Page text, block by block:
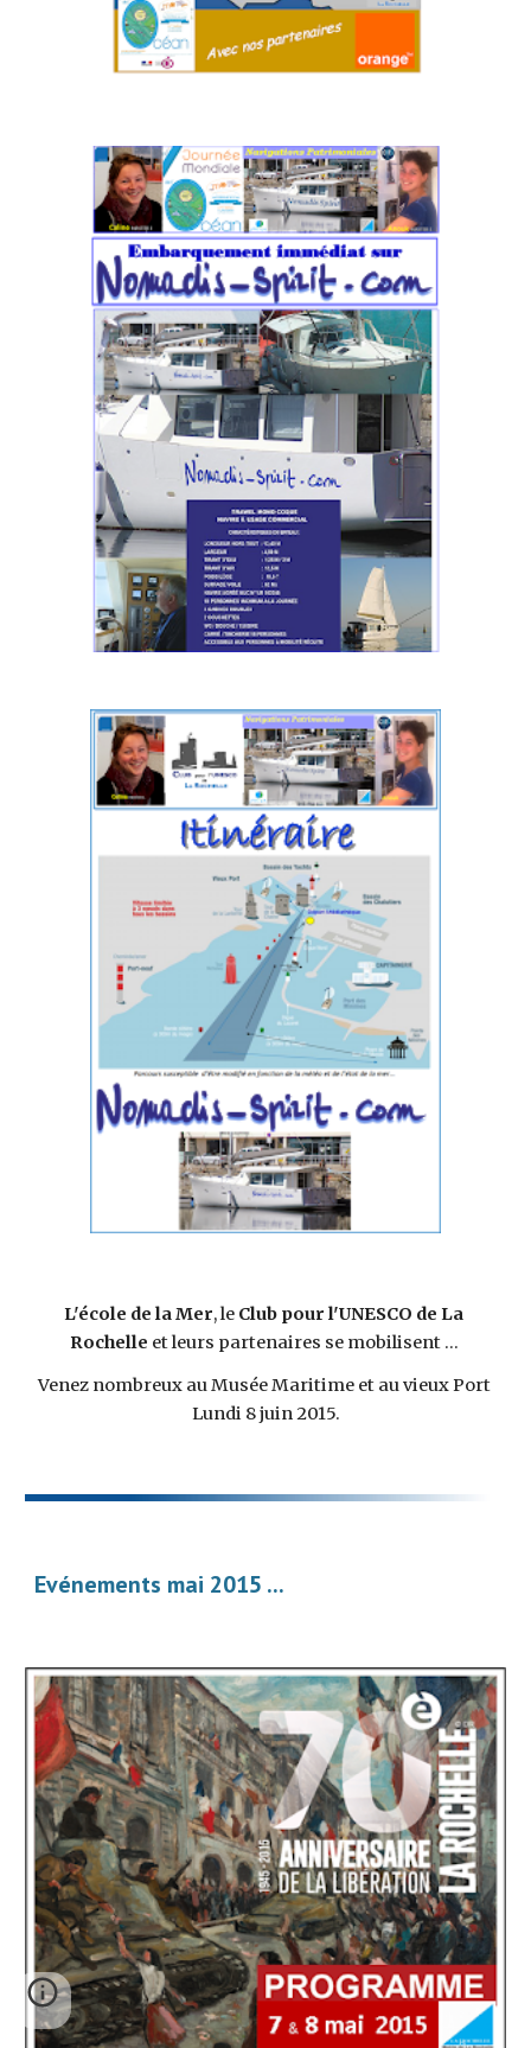
L'école de la Mer, le Club pour l'UNESCO de La
Rochelle et leurs partenaires se mobilisent ...
Venez nombreux au Musée Maritime et au vieux Port
Lundi 8 juin 2015.
Evénements mai 2015 ...